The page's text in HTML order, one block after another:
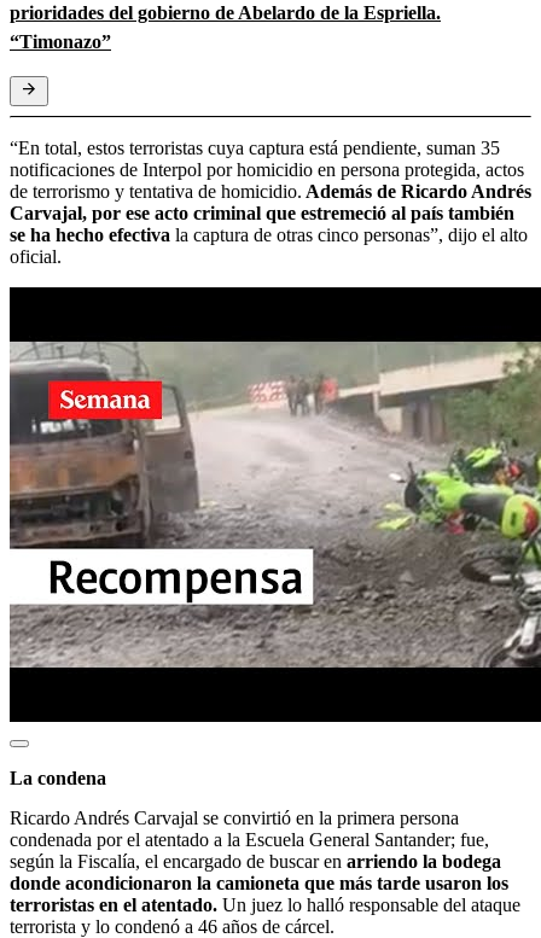
prioridades del gobierno de Abelardo de la Espriella.
“Timonazo”
“En total, estos terroristas cuya captura está pendiente, suman 35
notificaciones de Interpol por homicidio en persona protegida, actos
de terrorismo y tentativa de homicidio. Además de Ricardo Andrés
Carvajal, por ese acto criminal que estremeció al país también
se ha hecho efectiva la captura de otras cinco personas”, dijo el alto
oficial.
La condena
Ricardo Andrés Carvajal se convirtió en la primera persona
condenada por el atentado a la Escuela General Santander; fue,
según la Fiscalía, el encargado de buscar en arriendo la bodega
donde acondicionaron la camioneta que más tarde usaron los
terroristas en el atentado. Un juez lo halló responsable del ataque
terrorista y lo condenó a 46 años de cárcel.